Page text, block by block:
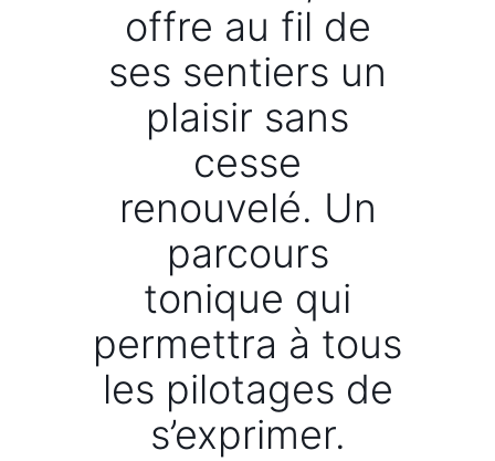
offre au fil de
ses sentiers un
plaisir sans
cesse
renouvelé. Un
parcours
tonique qui
permettra à tous
les pilotages de
s’exprimer.